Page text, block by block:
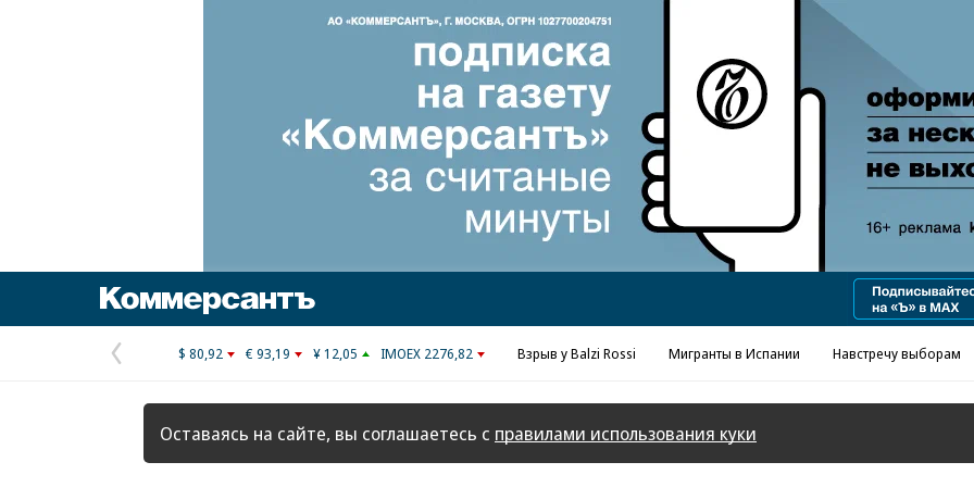
Реклама в «Ъ» www.kommersant.ru/ad
Предыдущая
страница
$ 80,92 € 93,19 ¥ 12,05 IMOEX 2276,82 Взрыв у Balzi Rossi Мигранты в Испании Навстречу выборам
Оставаясь на сайте, вы соглашаетесь с правилами использования куки